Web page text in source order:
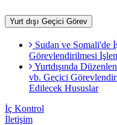
Yurt dışı Geçici Görev
Sudan ve Somali'de
Görevlendirilmesi
Yurtdışında
vb. Geçici
Edilecek Hususlar
İç Kontrol
İletişim